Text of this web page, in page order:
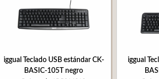
iggual Teclado USB estándar CK-
BASIC-105T negro
iggual